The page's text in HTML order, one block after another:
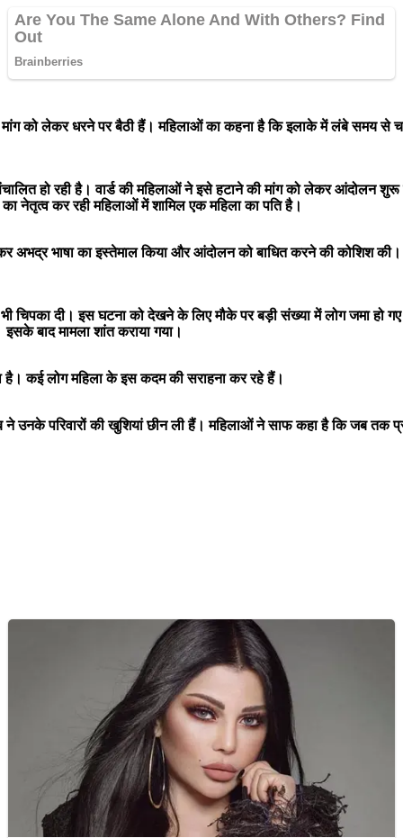
मांग को लेकर धरने पर बैठी हैं। महिलाओं का कहना है कि इलाके में लंबे समय से
हो रही है। वार्ड की महिलाओं ने इसे हटाने की मांग को लेकर आंदोलन
नेतृत्व कर रही महिलाओं में शामिल एक महिला का पति है।
भाषा का इस्तेमाल किया और आंदोलन को बाधित करने की कोशिश
चिपका दी। इस घटना को देखने के लिए मौके पर बड़ी संख्या में लोग जमा हो
बाद मामला शांत कराया गया।
है। कई लोग महिला के इस कदम की सराहना कर रहे हैं।
ने उनके परिवारों की खुशियां छीन ली हैं। महिलाओं ने साफ कहा है कि जब तक